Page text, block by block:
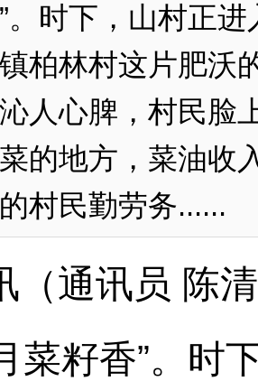
。时下，山村正
柏林村这片肥沃
人心脾，村民脸
的地方，菜油收
村民勤劳务......
（通讯员 陈
菜籽香”。时